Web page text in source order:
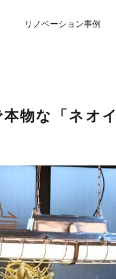
リノベーション事例
物な「ネオ